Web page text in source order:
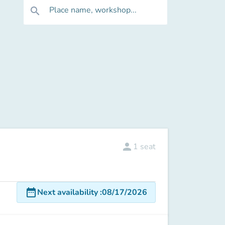
search Place name, workshop...
person 1 seat
date_rangeNext availability:08/17/2026